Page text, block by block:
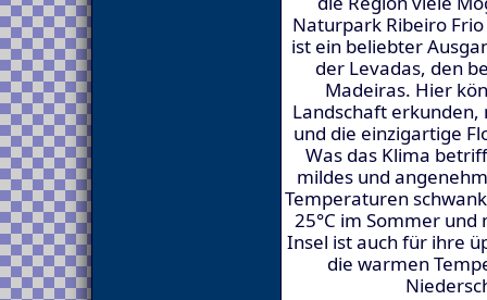
Naturpark Ribeiro
ist ein beliebter
der Levadas, den
Madeiras. Hier
Landschaft
und die einzigartige
Was das Klima
mildes und
Temperaturen
25°C im Sommer und
Insel ist auch für ihre
die warmen